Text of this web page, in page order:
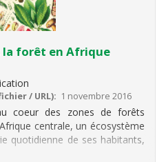
la forêt en Afrique
/ URL) 1 novembre 2016
coeur des zones de forêts
centrale, un écosystème
quotidienne de ses habitants,
ensembles boisés